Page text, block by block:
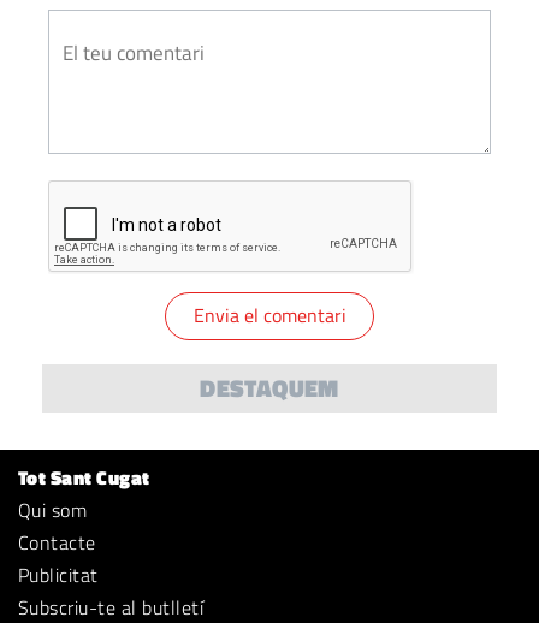
DESTAQUEM
Tot Sant Cugat
Qui som
Contacte
Publicitat
Subscriu-te al butlletí